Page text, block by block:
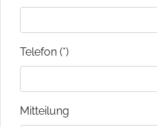
Telefon (*)
Mitteilung